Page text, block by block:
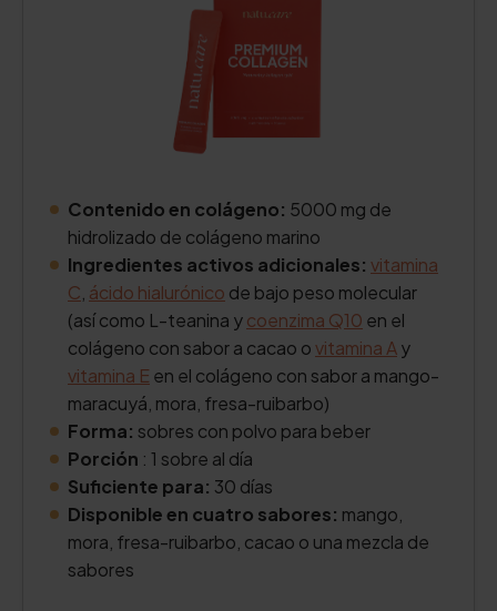
Contenido en colágeno: 5000 mg de
hidrolizado de colágeno marino
Ingredientes activos adicionales: vitamina
C ácido hialurónico de bajo peso molecular
(así como L-teanina ycoenzima Q10 en el
colágeno con sabor a cacao ovitamina Ay
vitamina E en el colágeno con sabor a mango-
maracuyá, mora, fresa-ruibarbo)
Forma: sobres con polvo para beber
Porción : 1 sobre al día
Suficiente para: 30 días
Disponible en cuatro sabores: mango,
mora, fresa-ruibarbo, cacao o una mezcla de
sabores